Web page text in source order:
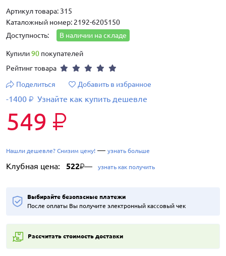
Артикул товара: 315
Каталожный номер: 2192-6205150
Доступность:
В наличии на складе
Купили90 покупателей
Рейтинг товара
Поделиться
Добавить в избранное
-1400 ₽ Узнайте как купить дешевле
549 ₽
Нашли дешевле? Снизим цену! — узнать больше
Клубная цена: 522₽— узнать как получить
Выбирайте безопасные платежи
После оплаты Вы получите электронный кассовый чек
Рассчитать стоимость доставки